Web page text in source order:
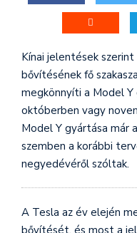
Kínai jelentések
bővítésének fő
megkönnyíti a Model
októberben vagy
Model Y gyártása már
szemben a korábbi
negyedévéről szóltak.
A Tesla az év elején